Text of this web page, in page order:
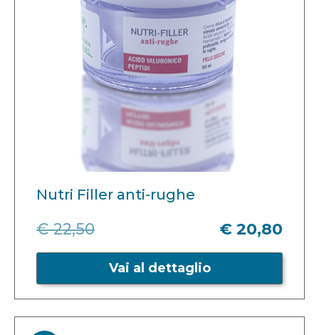
Nutri Filler anti-rughe
€ 22,50 € 20,80
Vai al dettaglio